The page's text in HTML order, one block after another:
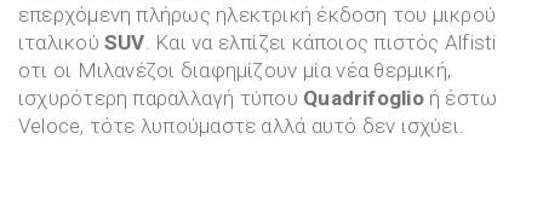
επερχόμενη πλήρως ηλεκτρική έκδοση του μικρού
ιταλικούSUV . Και να ελπίζει κάποιος πιστός Alfisti
οτι οι Μιλανέζοι διαφημίζουν μία νέα θερμική,
ισχυρότερη παραλλαγή τύπου Quadrifoglio ή έστω
Veloce, τότε λυπούμαστε αλλά αυτό δεν ισχύει.